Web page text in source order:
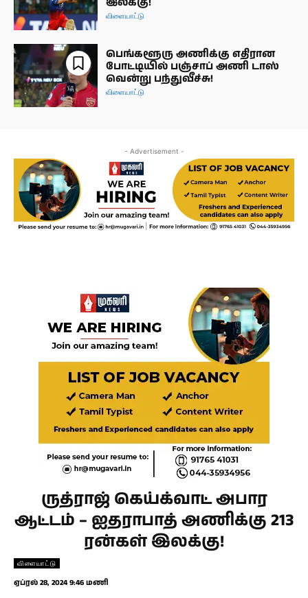
விளையாட்டு
பெங்களூரு அணிக்கு எதிரான
போட்டியில் பஞ்சாப் அணி டாஸ்
வென்று பந்துவீச்சு!
விளையாட்டு
- Advertisement -